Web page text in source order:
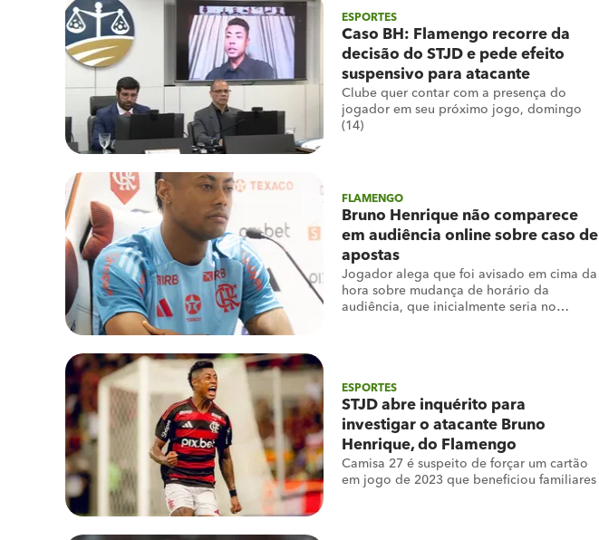
ESPORTES
Caso BH: Flamengo recorre da
decisão do STJD e pede efeito
suspensivo para atacante
Clube quer contar com a presença do
jogador em seu próximo jogo, domingo
(14)
FLAMENGO
Bruno Henrique não comparece
em audiência online sobre caso de
apostas
Jogador alega que foi avisado em cima da
hora sobre mudança de horário da
audiência, que inicialmente seria no
ESPORTES
STJD abre inquérito para
investigar o atacante Bruno
Henrique, do Flamengo
Camisa 27 é suspeito de forçar um cartão
em jogo de 2023 que beneficiou familiares